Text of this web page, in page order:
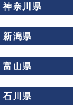
神奈川県
新潟県
富山県
石川県